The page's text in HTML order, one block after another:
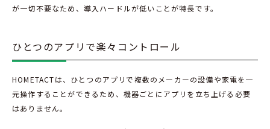
が一切不要なため、導入ハードルが低いことが特長です。
ひとつのアプリで楽々コントロール
HOMETACTは、ひとつのアプリで複数のメーカーの設備や家電を一
元操作することができるため、機器ごとにアプリを立ち上げる必要
はありません。